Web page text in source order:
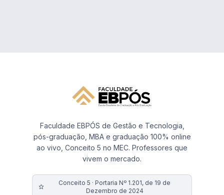
Faculdade EBPÓS de Gestão e Tecnologia,
pós-graduação, MBA e graduação 100% online
ao vivo, Conceito 5 no MEC. Professores que
vivem o mercado.
Conceito 5 · Portaria Nº 1.201, de 19 de
Dezembro de 2024